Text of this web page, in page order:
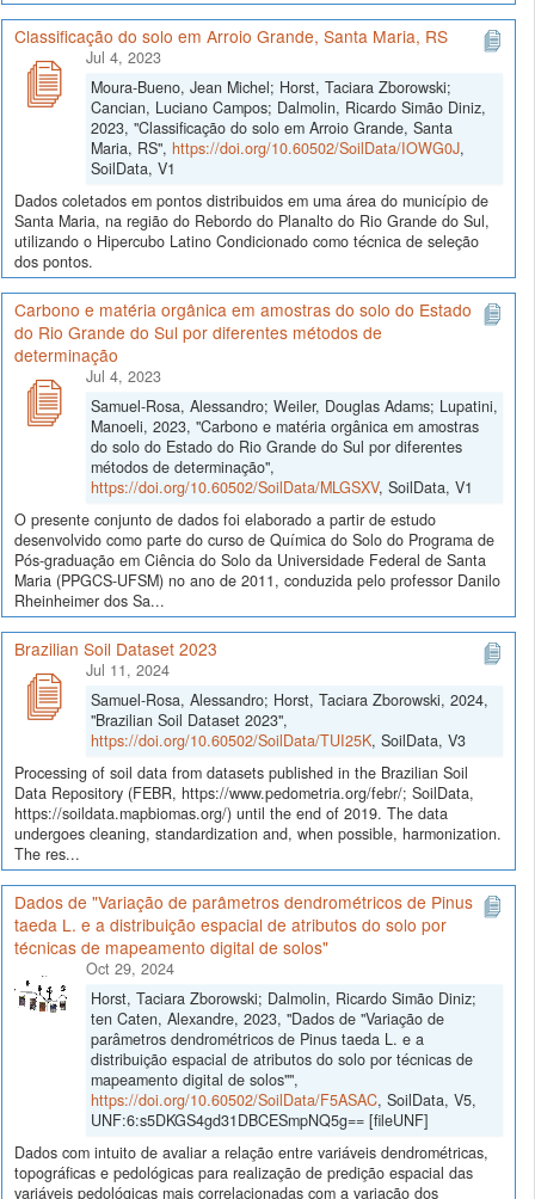
Classificação do solo em Arroio Grande, Santa Maria, RS
Jul 4, 2023
Moura-Bueno, Jean Michel; Horst, Taciara Zborowski;
Cancian, Luciano Campos; Dalmolin, Ricardo Simão Diniz,
2023, "Classificação do solo em Arroio Grande, Santa
Maria, RS", https://doi.org/10.60502/SoilData/IOWG0J,
SoilData, V1
Dados coletados em pontos distribuidos em uma área do município de
Santa Maria, na região do Rebordo do Planalto do Rio Grande do Sul,
utilizando o Hipercubo Latino Condicionado como técnica de seleção
dos pontos.
Carbono e matéria orgânica em amostras do solo do Estado
do Rio Grande do Sul por diferentes métodos de
determinação
Jul 4, 2023
Samuel-Rosa, Alessandro; Weiler, Douglas Adams; Lupatini,
Manoeli, 2023, "Carbono e matéria orgânica em amostras
do solo do Estado do Rio Grande do Sul por diferentes
métodos de determinação",
https://doi.org/10.60502/SoilData/MLGSXV, SoilData, V1
O presente conjunto de dados foi elaborado a partir de estudo
desenvolvido como parte do curso de Química do Solo do Programa de
Pós-graduação em Ciência do Solo da Universidade Federal de Santa
Maria (PPGCS-UFSM) no ano de 2011, conduzida pelo professor Danilo
Rheinheimer dos Sa...
Brazilian Soil Dataset 2023
Jul 11, 2024
Samuel-Rosa, Alessandro; Horst, Taciara Zborowski, 2024,
"Brazilian Soil Dataset 2023",
https://doi.org/10.60502/SoilData/TUI25K, SoilData, V3
Processing of soil data from datasets published in the Brazilian Soil
Data Repository (FEBR, https://www.pedometria.org/febr/; SoilData,
https://soildata.mapbiomas.org/) until the end of 2019. The data
undergoes cleaning, standardization and, when possible, harmonization.
The res...
Dados de "Variação de parâmetros dendrométricos de Pinus
taeda L. e a distribuição espacial de atributos do solo por
técnicas de mapeamento digital de solos"
Oct 29, 2024
Horst, Taciara Zborowski; Dalmolin, Ricardo Simão Diniz;
ten Caten, Alexandre, 2023, "Dados de "Variação de
parâmetros dendrométricos de Pinus taeda L. e a
distribuição espacial de atributos do solo por técnicas de
mapeamento digital de solos"",
https://doi.org/10.60502/SoilData/F5ASAC, SoilData, V5,
UNF:6:s5DKGS4gd31DBCESmpNQ5g== [fileUNF]
Dados com intuito de avaliar a relação entre variáveis dendrométricas,
topográficas e pedológicas para realização de predição espacial das
variáveis pedológicas mais correlacionadas com a variação dos